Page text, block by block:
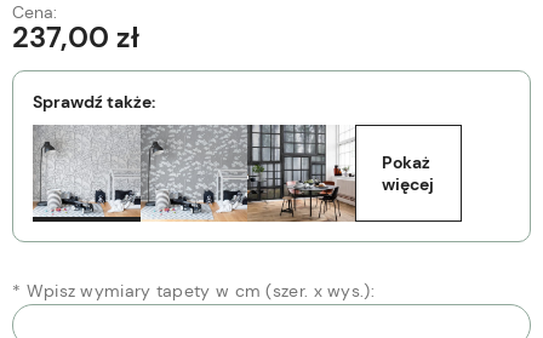
Cena:
237,00 zł
Sprawdź także:
Pokaż
więcej
* Wpisz wymiary tapety w cm (szer. x wys.):